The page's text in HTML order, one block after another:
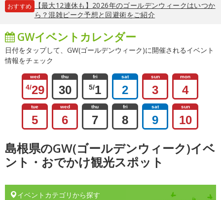
おすすめ
【最大12連休も】2026年のゴールデンウィークはいつか
ら？混雑ピーク予想と回避術をご紹介
GWイベントカレンダー
日付をタップして、GW(ゴールデンウィーク)に開催されるイベント
情報をチェック
wed
4/29
thu
30
fri
5/1
sat
2
sun
3
mon
4
tue
5
wed
6
thu
7
fri
8
sat
9
sun
10
島根県のGW(ゴールデンウィーク)イベ
ント・おでかけ観光スポット
イベントカテゴリから探す